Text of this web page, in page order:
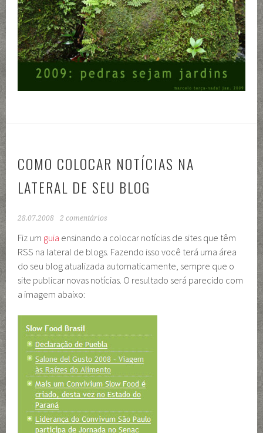
COMO COLOCAR NOTÍCIAS NA
LATERAL DE SEU BLOG
28.07.2008 2 comentários
Fiz um guia ensinando a colocar notícias de sites que têm
RSS na lateral de blogs. Fazendo isso você terá uma área
do seu blog atualizada automaticamente, sempre que o
site publicar novas notícias. O resultado será parecido com
a imagem abaixo: